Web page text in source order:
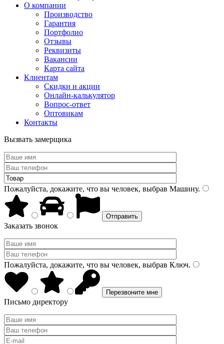
О компании
Производство
Гарантия
Портфолио
Отзывы
Реквизиты
Вакансии
Карта сайта
Клиентам
Скидки и акции
Онлайн-калькулятор
Вопрос-ответ
Оптовикам
Контакты
Вызвать замерщика
Пожалуйста, докажите, что вы человек, выбрав Машину.
Заказать звонок
Пожалуйста, докажите, что вы человек, выбрав Ключ.
Письмо директору